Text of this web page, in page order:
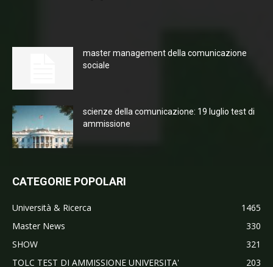
master management della comunicazione
sociale
scienze della comunicazione: 19 luglio test di
ammissione
CATEGORIE POPOLARI
Università & Ricerca
1465
Master News
330
SHOW
321
TOLC TEST DI AMMISSIONE UNIVERSITA'
203